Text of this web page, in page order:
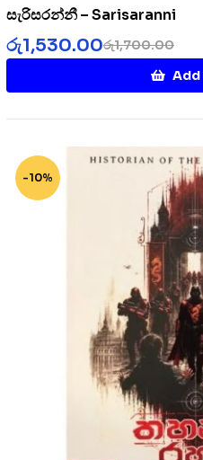
සැරිසරන්නී – Sarisaranni
රු1,700.00
රු1,530.00
-10%